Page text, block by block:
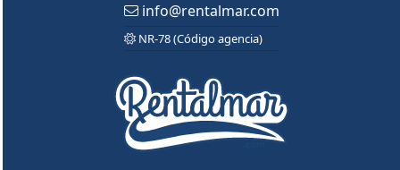
info@rentalmar.com
NR-78 (Código agencia)